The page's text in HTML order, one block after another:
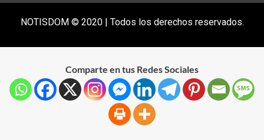
NOTISDOM © 2020 | Todos los derechos reservados.
Comparte en tus Redes Sociales